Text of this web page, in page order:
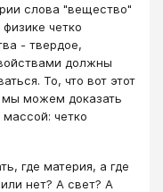
слова "вещество"
четко
- твердое,
должны
То, что вот этот
мы можем доказать
четко
где материя, а где
нет? А свет? А